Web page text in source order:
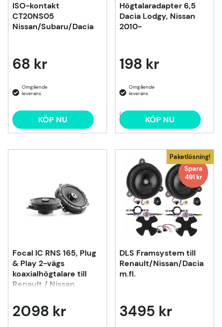
ISO-kontakt
CT20NS05
Nissan/Subaru/Dacia
68 kr
KÖP NU
Högtalaradapter 6,5
Dacia Lodgy, Nissan
2010-
198 kr
(3) KÖP NU
Focal IC RNS 165, Plug
& Play 2-vägs
koaxialhögtalare till
Renault / Nissan
2098 kr
Paketlösning!
Spara
491 kr
DLS Framsystem till
Renault/Nissan/Dacia
m.fl.
3495 kr